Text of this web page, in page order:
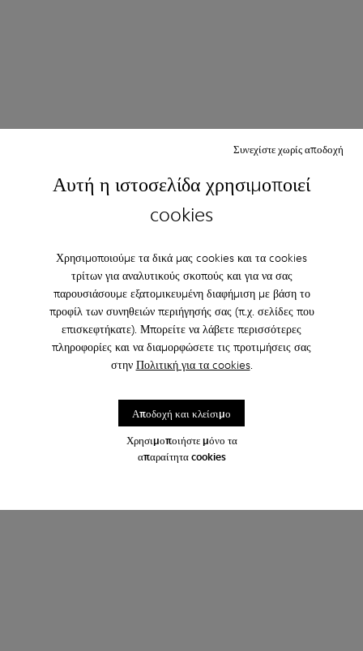
Αυτή η ιστοσελίδα χρησιμοποιεί
cookies
Χρησιμοποιούμε τα δικά μας cookies και τα cookies
τρίτων για αναλυτικούς σκοπούς και για να σας
παρουσιάσουμε εξατομικευμένη διαφήμιση με βάση το
προφίλ των συνηθειών περιήγησής σας (π.χ. σελίδες που
επισκεφτήκατε). Μπορείτε να λάβετε περισσότερες
πληροφορίες και να διαμορφώσετε τις προτιμήσεις σας
στην Πολιτική για τα cookies.
Χρησιμοποιήστε μόνο τα
απαραίτητα cookies
Συνεχίστε χωρίς αποδοχή
Αποδοχή και κλείσιμο